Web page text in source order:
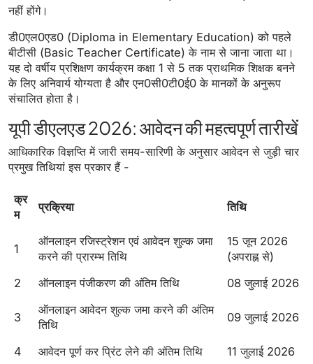
नहीं होंगे।
डी0एल0एड0 (Diploma in Elementary Education) को पहले
बीटीसी (Basic Teacher Certificate) के नाम से जाना जाता था।
यह दो वर्षीय प्रशिक्षण कार्यक्रम कक्षा 1 से 5 तक प्राथमिक शिक्षक बनने
के लिए अनिवार्य योग्यता है और एन0सी0टी0ई0 के मानकों के अनुरूप
संचालित होता है।
यूपी डीएलएड 2026: आवेदन की महत्वपूर्ण तारीखें
आधिकारिक विज्ञप्ति में जारी समय-सारिणी के अनुसार आवेदन से जुड़ी चार
प्रमुख तिथियां इस प्रकार हैं -
क्र
म
प्रक्रिया तिथि
1
ऑनलाइन रजिस्ट्रेशन एवं आवेदन शुल्क जमा
करने की प्रारम्भ तिथि
15 जून 2026
(अपराह्न से)
2
ऑनलाइन पंजीकरण की अंतिम तिथि 08 जुलाई 2026
3
ऑनलाइन आवेदन शुल्क जमा करने की अंतिम
तिथि
09 जुलाई 2026
4 आवेदन पूर्ण कर प्रिंट लेने की अंतिम तिथि
11 जुलाई 2026